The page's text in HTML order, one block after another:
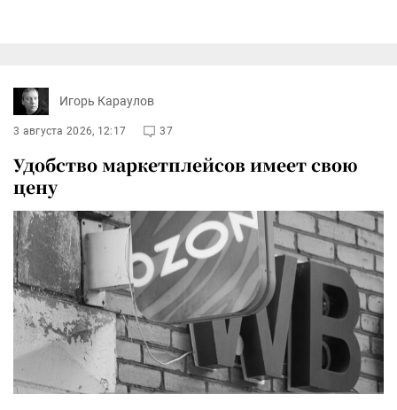
Игорь Караулов
3 августа 2026, 12:17 37
Удобство маркетплейсов имеет свою
цену